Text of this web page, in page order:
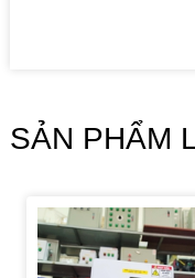
SẢN PHẨM